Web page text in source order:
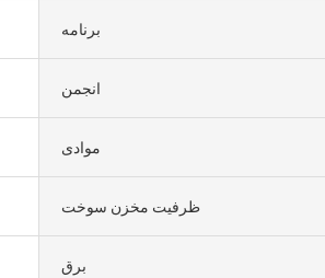
برنامه
انجمن
موادی
ظرفیت مخزن سوخت
برق